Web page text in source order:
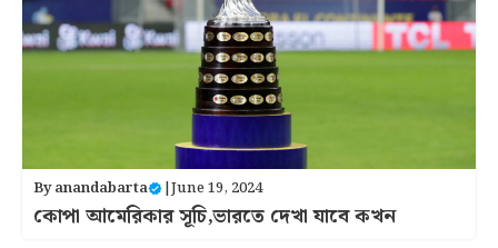
Byanandabarta |June 19, 2024
কোপা আমেরিকার সূচি,ভারতে দেখা যাবে কখন